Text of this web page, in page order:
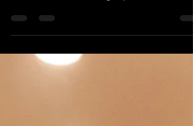
Boulangerie Ornetti | Antibes
Côte d'Azur (France) #Ornetti #Antibes
#Creation #Pec #PecDesign #pecitalia...